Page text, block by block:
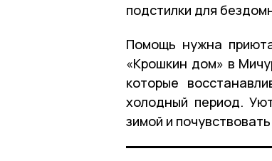
подстилки для
Помощь нужна
«Крошкин дом» в
которые
холодный период.
зимой и